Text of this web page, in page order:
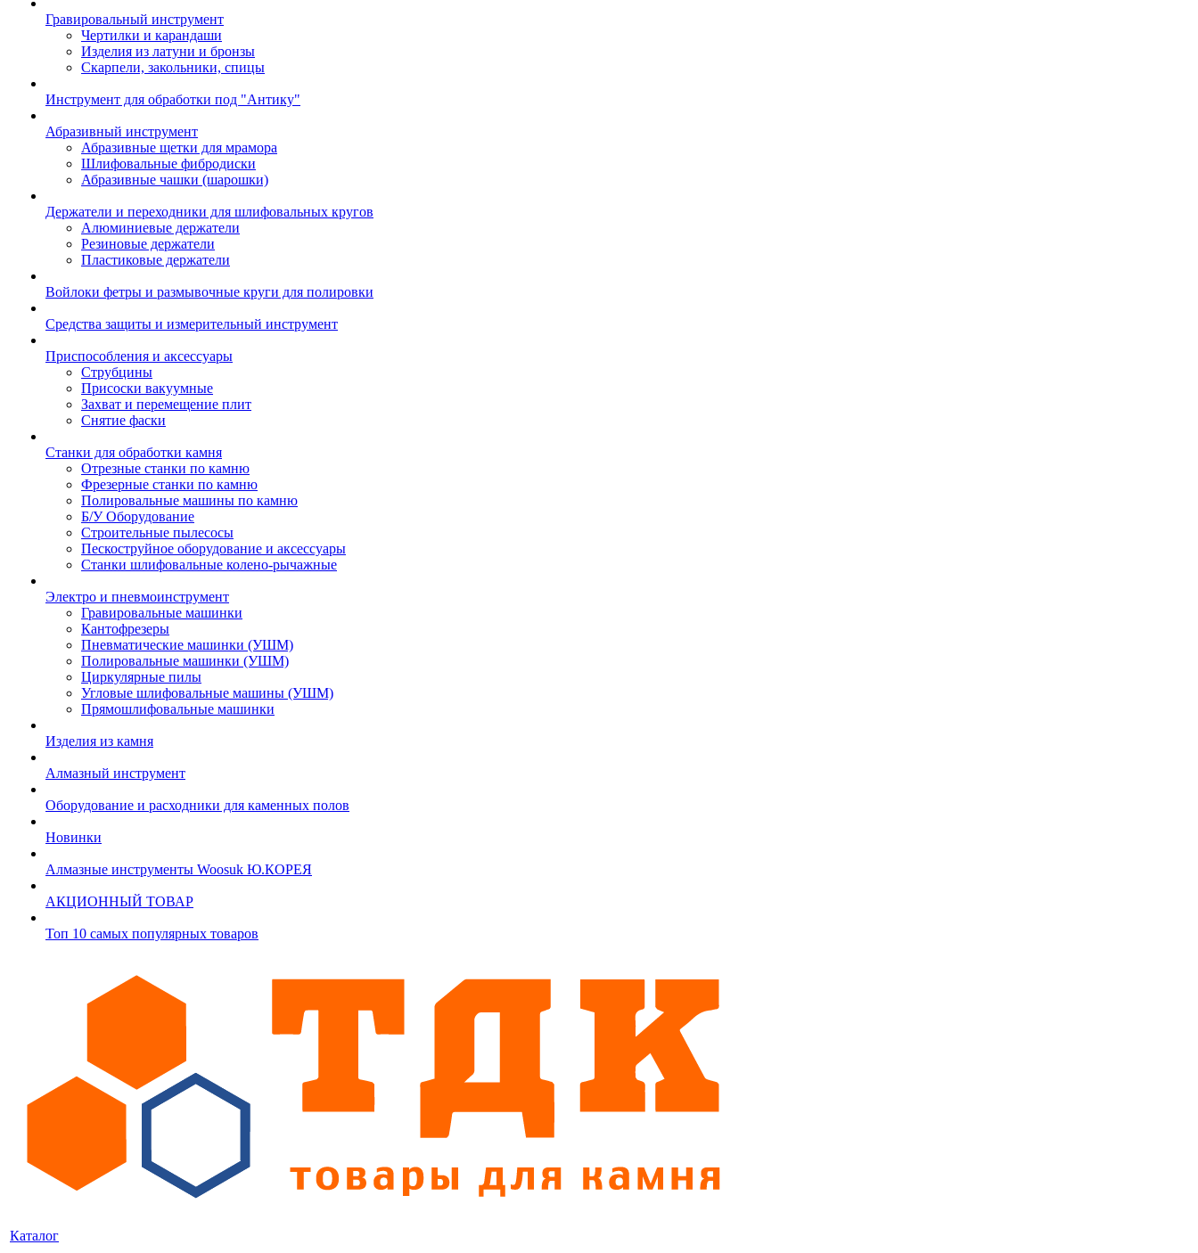
Гравировальный инструмент
Чертилки и карандаши
Изделия из латуни и бронзы
Скарпели, закольники, спицы
Инструмент для обработки под "Антику"
Абразивный инструмент
Абразивные щетки для мрамора
Шлифовальные фибродиски
Абразивные чашки (шарошки)
Держатели и переходники для шлифовальных кругов
Алюминиевые держатели
Резиновые держатели
Пластиковые держатели
Войлоки фетры и размывочные круги для полировки
Средства защиты и измерительный инструмент
Приспособления и аксессуары
Струбцины
Присоски вакуумные
Захват и перемещение плит
Снятие фаски
Станки для обработки камня
Отрезные станки по камню
Фрезерные станки по камню
Полировальные машины по камню
Б/У Оборудование
Строительные пылесосы
Пескоструйное оборудование и аксессуары
Станки шлифовальные колено-рычажные
Электро и пневмоинструмент
Гравировальные машинки
Кантофрезеры
Пневматические машинки (УШМ)
Полировальные машинки (УШМ)
Циркулярные пилы
Угловые шлифовальные машины (УШМ)
Прямошлифовальные машинки
Изделия из камня
Алмазный инструмент
Оборудование и расходники для каменных полов
Новинки
Алмазные инструменты Woosuk Ю.КОРЕЯ
АКЦИОННЫЙ ТОВАР
Топ 10 самых популярных товаров
Каталог